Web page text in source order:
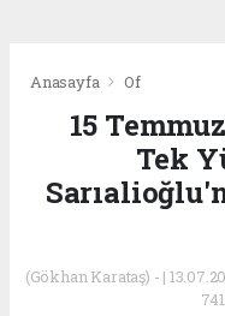
Anasayfa Of
15
Tek
(Gökhan Karataş) - |